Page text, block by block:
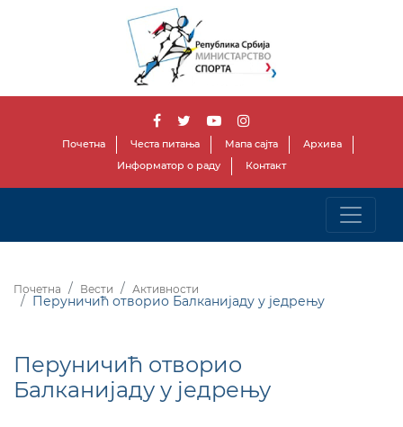
Почетна Честа питања Мапа сајта
Архива
Информатор о раду
Контакт
Почетна Вести Активности
Перуничић отворио Балканијаду у једрењу
Перуничић отворио
Балканијаду у једрењу